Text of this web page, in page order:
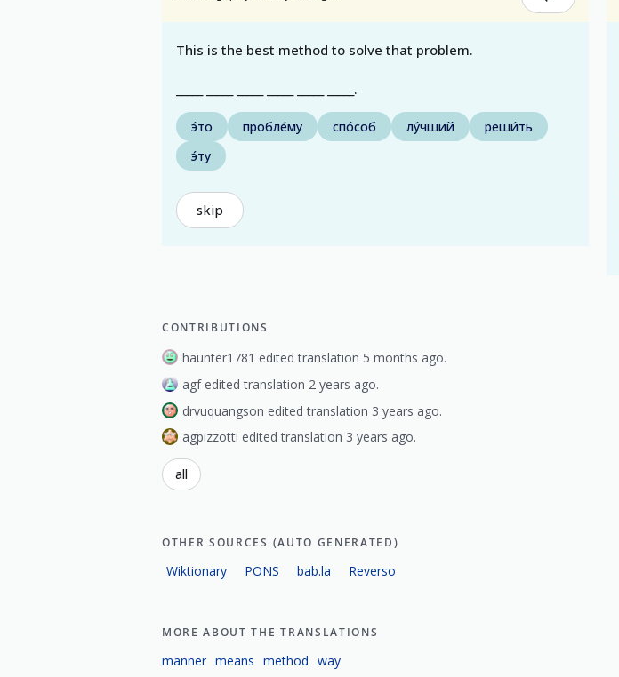
This is the best method to solve that problem.
_____ _____ _____ _____ _____ _____.
э́то пробле́му спо́соб лу́чший
реши́ть
э́ту
skip
CONTRIBUTIONS
haunter1781 edited translation 5 months ago.
agf edited translation 2 years ago.
drvuquangson edited translation 3 years ago.
agpizzotti edited translation 3 years ago.
all
OTHER SOURCES (AUTO GENERATED)
Wiktionary PONS bab.la Reverso
MORE ABOUT THE TRANSLATIONS
manner means method way